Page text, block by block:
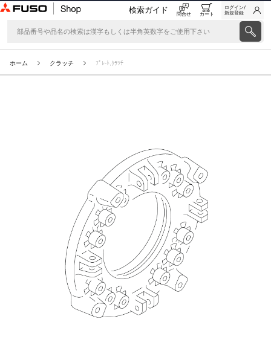
検索ガイド 問合せ カート
ログイン/
新規登録
ホーム クラッチ ﾌﾟﾚ-ﾄ,ｸﾗﾂﾁ